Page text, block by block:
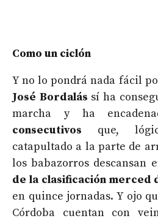
Como un ciclón
Y no lo pondrá nada fácil
José Bordalás sí ha
marcha y ha
consecutivos que,
catapultado a la parte de
los babazorros descansan
de la clasificación merced
en quince jornadas. Y ojo
Córdoba cuentan con